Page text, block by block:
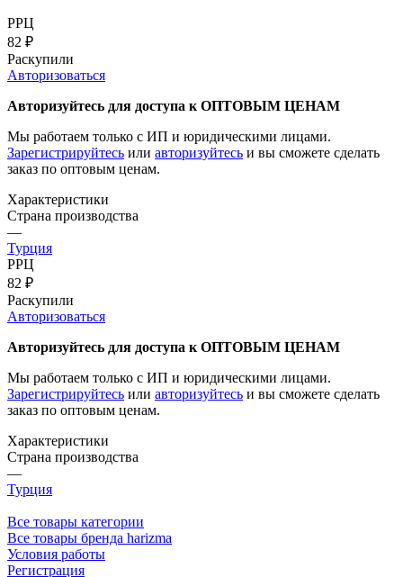
РРЦ
82 ₽
Раскупили
Авторизоваться
Авторизуйтесь для доступа к ОПТОВЫМ ЦЕНАМ
Мы работаем только с ИП и юридическими лицами.
Зарегистрируйтесь или авторизуйтесь и вы сможете сделать
заказ по оптовым ценам.
Характеристики
Страна производства
—
Турция
РРЦ
82 ₽
Раскупили
Авторизоваться
Авторизуйтесь для доступа к ОПТОВЫМ ЦЕНАМ
Мы работаем только с ИП и юридическими лицами.
Зарегистрируйтесь или авторизуйтесь и вы сможете сделать
заказ по оптовым ценам.
Характеристики
Страна производства
—
Турция
Все товары категории
Все товары бренда harizma
Условия работы
Регистрация